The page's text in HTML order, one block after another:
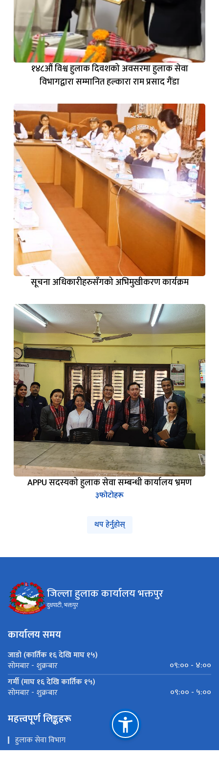
१४८औं विश्व हुलाक दिवशको अवसरमा हुलाक सेवा
विभागद्वारा सम्मानित हल्कारा राम प्रसाद गैंडा
सूचना अधिकारीहरुसँगको अभिमुखीकरण कार्यक्रम
APPU सदस्यको हुलाक सेवा सम्बन्धी कार्यालय भ्रमण
३फोटोहरू
थप हेर्नुहोस्
जिल्ला हुलाक कार्यालय भक्तपुर
दुधपाटी, भक्तपुर
कार्यालय समय
जाडो (कार्तिक १६ देखि माघ १५)
सोमबार - शुक्रबार
०९:०० - ४:००
गर्मी (माघ १६ देखि कार्तिक १५)
सोमबार - शुक्रबार ०९:०० - ५:००
महत्त्वपूर्ण लिङ्कहरू
हुलाक सेवा विभाग